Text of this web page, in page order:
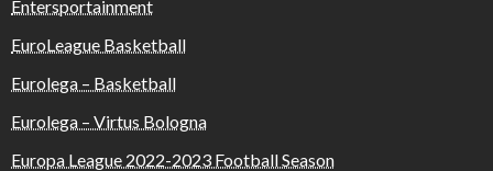
Entersportainment
EuroLeague Basketball
Eurolega – Basketball
Eurolega – Virtus Bologna
Europa League 2022-2023 Football Season